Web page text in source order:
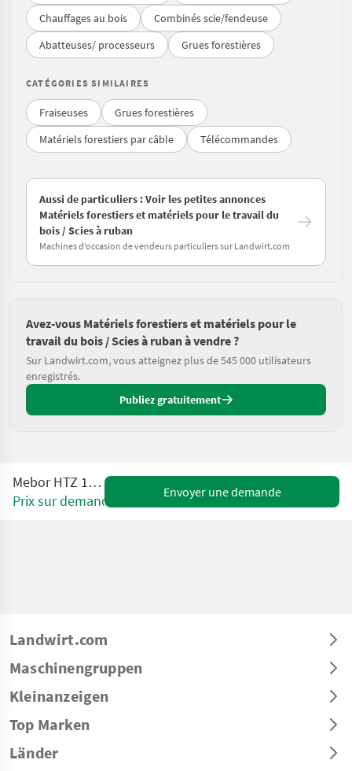
Chauffages au bois
Combinés scie/fendeuse
Abatteuses/ processeurs
Grues forestières
CATÉGORIES SIMILAIRES
Fraiseuses
Grues forestières
Matériels forestiers par câble
Télécommandes
Aussi de particuliers : Voir les petites annonces
Matériels forestiers et matériels pour le travail du
bois / Scies à ruban
Machines d’occasion de vendeurs particuliers sur Landwirt.com
Avez-vous Matériels forestiers et matériels pour le
travail du bois / Scies à ruban à vendre ?
Sur Landwirt.com, vous atteignez plus de 545 000 utilisateurs
enregistrés.
Publiez gratuitement
Mebor HTZ 1200 PLUS
Prix sur demande
Envoyer une demande
Landwirt.com
Maschinengruppen
Kleinanzeigen
Top Marken
Länder